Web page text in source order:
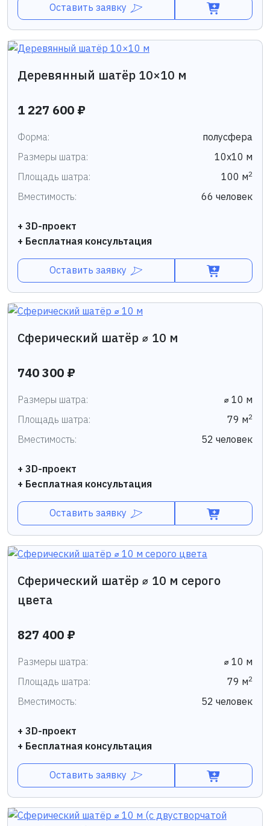
Оставить заявку
Деревянный шатёр 10×10 м
1 227 600 ₽
Форма:
полусфера
Размеры шатра:
10х10 м
Площадь шатра:
100 м2
Вместимость: 66 человек
+ 3D-проект
+ Бесплатная консультация
Оставить заявку
Сферический шатёр ⌀ 10 м
740 300 ₽
Размеры шатра:
⌀ 10 м
Площадь шатра:
79 м2
Вместимость: 52 человек
+ 3D-проект
+ Бесплатная консультация
Оставить заявку
Сферический шатёр ⌀ 10 м серого
цвета
827 400 ₽
Размеры шатра:
⌀ 10 м
Площадь шатра:
79 м2
Вместимость: 52 человек
+ 3D-проект
+ Бесплатная консультация
Оставить заявку